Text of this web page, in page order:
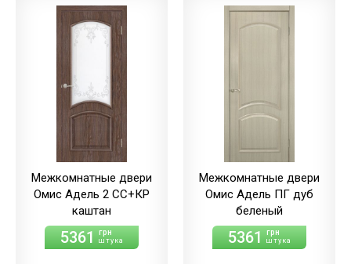
Межкомнатные двери
Омис Адель 2 СС+КР
каштан
5361 грн
штука
Межкомнатные двери
Омис Адель ПГ дуб
беленый
5361 грн
штука